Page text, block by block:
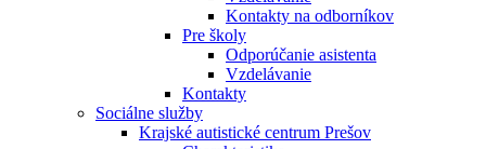
Kontakty na odborníkov
Pre školy
Odporúčanie asistenta
Vzdelávanie
Kontakty
Sociálne služby
Krajské autistické centrum Prešov